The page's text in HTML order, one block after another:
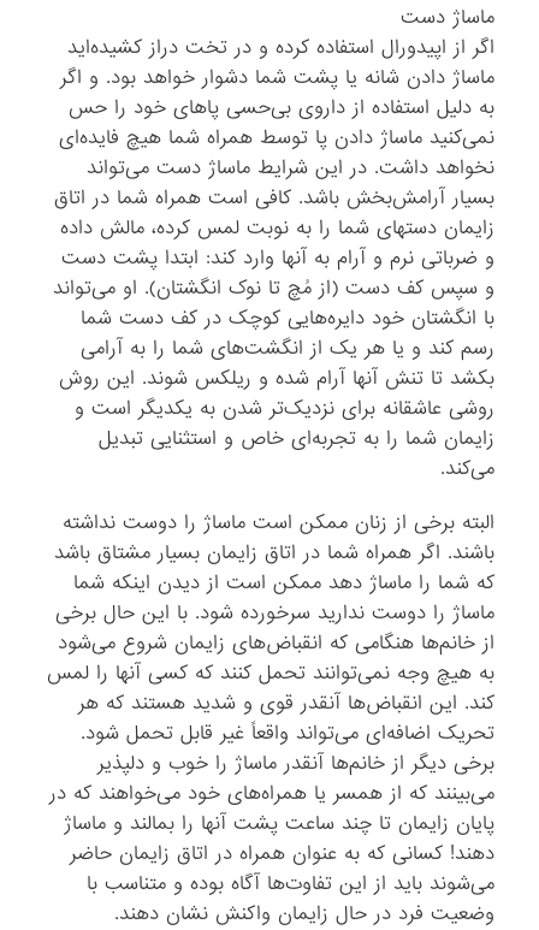
ماساژ دست
اگر از اپیدورال استفاده کرده و در تخت دراز کشیده‌اید
ماساژ دادن شانه یا پشت شما دشوار خواهد بود. و اگر
به دلیل استفاده از داروی بی‌حسی پاهای خود را حس
نمی‌کنید ماساژ دادن پا توسط همراه شما هیچ فایده‌ای
نخواهد داشت. در این شرایط ماساژ دست می‌تواند
بسیار آرامش‌بخش باشد. کافی است همراه شما در اتاق
زایمان دستهای شما را به نوبت لمس کرده، مالش داده
و ضرباتی نرم و آرام به آنها وارد کند: ابتدا پشت دست
و سپس کف دست (از مُچ تا نوک انگشتان). او می‌تواند
با انگشتان خود دایره‌هایی کوچک در کف دست شما
رسم کند و یا هر یک از انگشت‌های شما را به آرامی
بکشد تا تنش آنها آرام شده و ریلکس شوند. این روش
روشی عاشقانه برای نزدیک‌تر شدن به یکدیگر است و
زایمان شما را به تجربه‌ای خاص و استثنایی تبدیل
می‌کند.
البته برخی از زنان ممکن است ماساژ را دوست نداشته
باشند. اگر همراه شما در اتاق زایمان بسیار مشتاق باشد
که شما را ماساژ دهد ممکن است از دیدن اینکه شما
ماساژ را دوست ندارید سرخورده شود. با این حال برخی
از خانم‌ها هنگامی که انقباض‌های زایمان شروع می‌شود
به هیچ وجه نمی‌توانند تحمل کنند که کسی آنها را لمس
کند. این انقباض‌ها آنقدر قوی و شدید هستند که هر
تحریک اضافه‌ای می‌تواند واقعاً غیر قابل تحمل شود.
برخی دیگر از خانم‌ها آنقدر ماساژ را خوب و دلپذیر
می‌بینند که از همسر یا همراه‌های خود می‌خواهند که در
پایان زایمان تا چند ساعت پشت آنها را بمالند و ماساژ
دهند! کسانی که به عنوان همراه در اتاق زایمان حاضر
می‌شوند باید از این تفاوت‌ها آگاه بوده و متناسب با
وضعیت فرد در حال زایمان واکنش نشان دهند.